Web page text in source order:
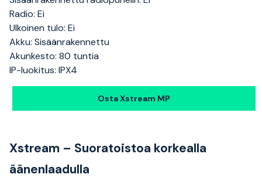
Radio: Ei
Ulkoinen tulo: Ei
Akku: Sisäänrakennettu
Akunkesto: 80 tuntia
IP-luokitus: IPX4
Osta Xstream MP
Xstream – Suoratoistoa korkealla
äänenlaadulla